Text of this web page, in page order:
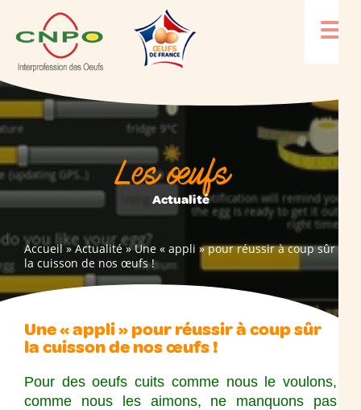
Les œufs
Actualité
Accueil»Actualité»Une « appli » pour réussir à coup sûr
la cuisson de nos œufs !
Une « appli » pour réussir à coup sûr
la cuisson de nos œufs !
Pour des oeufs cuits comme nous le voulons,
comme nous les aimons, ne manquons pas